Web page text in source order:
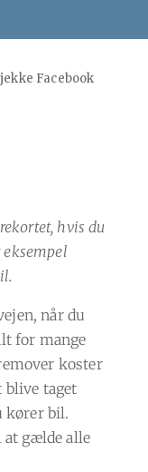
Facebook
hvis du
når du
for mange
koster
taget
kører bil.
gælde alle